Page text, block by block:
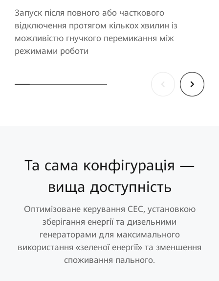
Запуск після повного або часткового
відключення протягом кількох хвилин із
можливістю гнучкого перемикання між
режимами роботи
Та сама конфігурація —
вища доступність
Оптимізоване керування СЕС, установкою
зберігання енергії та дизельними
генераторами для максимального
використання «зеленої енергії» та зменшення
споживання пального.